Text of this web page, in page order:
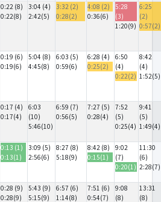
0:22 (8)
0:22(8)
3:04 (4)
2:42(5)
3:32 (2)
0:28(2)
4:08 (2)
0:36(6)
5:28
(3)
1:20(9)
6:25
(2)
0:57(2)
0:19 (6)
0:19(6)
5:04 (8)
4:45(8)
6:03 (5)
0:59(6)
6:28 (4)
0:25(2)
6:50
(4)
0:22(2)
8:42
(4)
1:52(5)
0:17 (4)
0:17(4)
6:03
(10)
5:46(10)
6:59 (7)
0:56(5)
7:27 (5)
0:28(4)
7:52
(5)
0:25(4)
9:41
(5)
1:49(4)
0:13 (1)
0:13(1)
3:09 (5)
2:56(6)
8:27 (8)
5:18(9)
8:42 (8)
0:15(1)
9:02
(7)
0:20(1)
11:30
(6)
2:28(7)
0:28 (9)
0:28(9)
5:43 (9)
5:15(9)
6:57 (6)
1:14(8)
7:51 (6)
0:54(7)
9:08
(8)
13:31
(8)